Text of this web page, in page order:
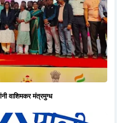
वाशिमकर मंत्रमुग्ध